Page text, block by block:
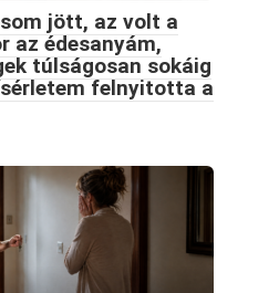
jött, az volt a
az édesanyám,
túlságosan sokáig
felnyitotta a